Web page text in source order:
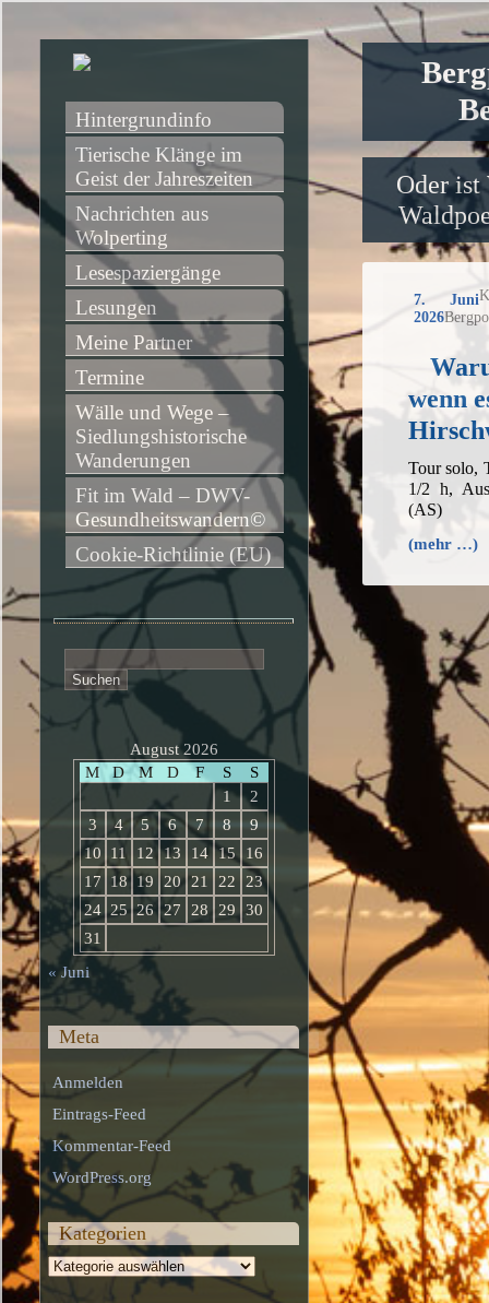
Oder ist
7. Juni
2026
wenn
Tour solo,
1/2 h,
(AS)
(mehr …)
Hintergrundinfo
Tierische Klänge im
Geist der Jahreszeiten
Nachrichten aus
Wolperting
Lesespaziergänge
Lesungen
Meine Partner
Termine
Wälle und Wege –
Siedlungshistorische
Wanderungen
Fit im Wald – DWV-
Gesundheitswandern©
Cookie-Richtlinie (EU)
nach:
August 2026
M
D M D F S
S
1
2
3
4 5 6 7 8
9
10
11 12 13 14 15
16
17
18 19 20 21 22
23
24 25 26 27 28 29
30
31
« Juni
Meta
Anmelden
Eintrags-Feed
Kommentar-Feed
WordPress.org
Kategorien
Kategorien